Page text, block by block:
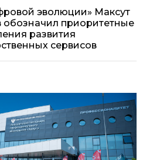
эволюции» Максут
приоритетные
развития
сервисов